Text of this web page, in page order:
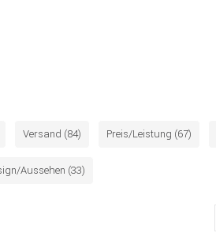
Versand (84) Preis/Leistung (67)
Aussehen (33)